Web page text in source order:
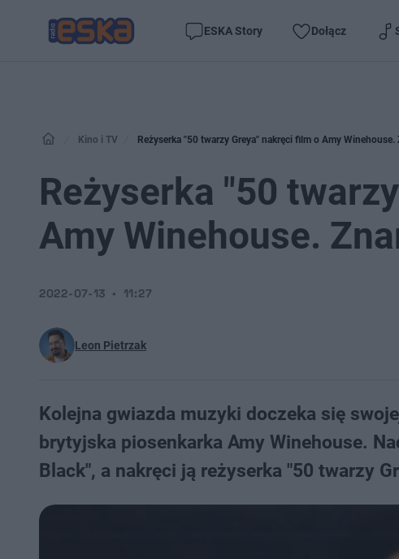
ESKA Story Dołącz
Kino i TV Reżyserka "50 twarzy Greya" nakręci film o Amy
Reżyserka "50
Amy Winehouse.
Leon Pietrzak
2022-07-13 11:27
Kolejna gwiazda muzyki doczeka się
brytyjska piosenkarka Amy Winehouse.
Black", a nakręci ją reżyserka "50 twarzy